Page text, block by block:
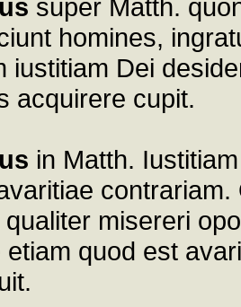
super Matth.
homines,
iustitiam Dei
acquirere cupit.
in Matth.
misereri
etiam quod est